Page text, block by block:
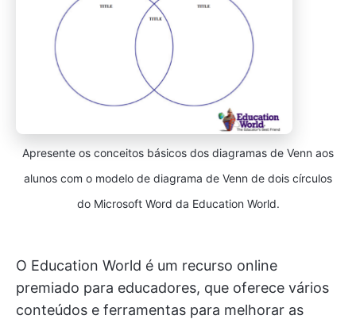
Apresente os conceitos básicos dos diagramas de Venn aos
alunos com o modelo de diagrama de Venn de dois círculos
do Microsoft Word da Education World.
O Education World é um recurso online
premiado para educadores, que oferece vários
conteúdos e ferramentas para melhorar as